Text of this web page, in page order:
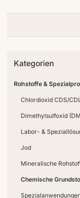
Kategorien
Rohstoffe &
Chlordioxid CDS/CDL
Dimethylsulfoxid
Labor- &
Jod
Mineralische
Chemische